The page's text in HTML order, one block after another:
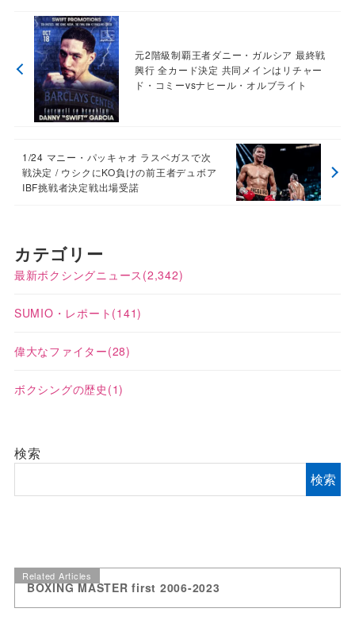
元2階級制覇王者ダニー・ガルシア 最終戦
興行 全カード決定 共同メインはリチャー
ド・コミーvsナヒール・オルブライト
1/24 マニー・パッキャオ ラスベガスで次
戦決定 / ウシクにKO負けの前王者デュボア
IBF挑戦者決定戦出場受諾
カテゴリー
最新ボクシングニュース (2,342)
SUMIO・レポート (141)
偉大なファイター(28)
ボクシングの歴史 (1)
検索
検索
Related Articles
BOXING MASTER first 2006-2023